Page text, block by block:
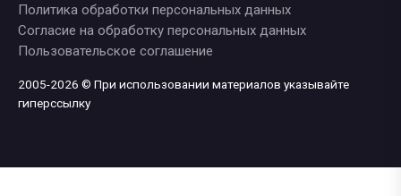
Политика обработки персональных данных
Согласие на обработку персональных данных
Пользовательское соглашение
2005-2026 © При использовании материалов указывайте
гиперссылку